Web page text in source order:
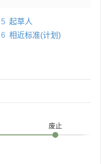
5 起草人
6 相近标准(计划)
废止